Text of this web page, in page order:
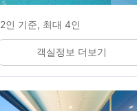
2인 기준, 최대 4인
객실정보 더보기